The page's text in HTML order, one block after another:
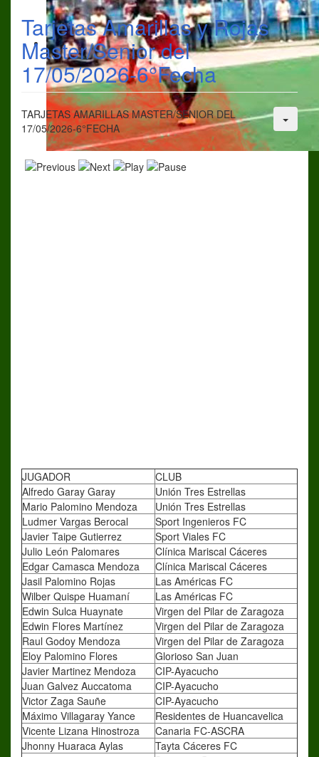
Tarjetas Amarillas y Rojas
Master/Senior del
17/05/2026-6°Fecha
TARJETAS AMARILLAS MASTER/SENIOR DEL
17/05/2026-6°FECHA
JUGADOR
CLUB
Alfredo Garay Garay
Unión Tres Estrellas
Mario Palomino Mendoza
Unión Tres Estrellas
Ludmer Vargas Berocal
Sport Ingenieros FC
Javier Taipe Gutierrez
Sport Viales FC
Julio León Palomares
Clínica Mariscal Cáceres
Edgar Camasca Mendoza
Clínica Mariscal Cáceres
Jasil Palomino Rojas
Las Américas FC
Wilber Quispe Huamaní
Las Américas FC
Edwin Sulca Huaynate
Virgen del Pilar de Zaragoza
Edwin Flores Martínez
Virgen del Pilar de Zaragoza
Raul Godoy Mendoza
Virgen del Pilar de Zaragoza
Eloy Palomino Flores
Glorioso San Juan
Javier Martinez Mendoza
CIP-Ayacucho
Juan Galvez Auccatoma
CIP-Ayacucho
Victor Zaga Sauñe
CIP-Ayacucho
Máximo Villagaray Yance
Residentes de Huancavelica
Vicente Lizana Hinostroza
Canaria FC-ASCRA
Jhonny Huaraca Aylas
Tayta Cáceres FC